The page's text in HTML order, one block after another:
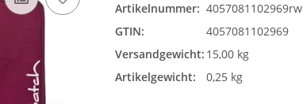
Artikelnummer: 4057081102969rw
GTIN:
4057081102969
Versandgewicht: 15,00 kg
Artikelgewicht:
0,25 kg